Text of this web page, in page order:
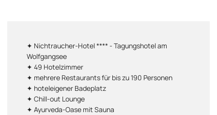
✦ Nichtraucher-Hotel **** - Tagungshotel am
Wolfgangsee
✦ 49 Hotelzimmer
✦ mehrere Restaurants für bis zu 190 Personen
✦ hoteleigener Badeplatz
✦ Chill-out Lounge
✦ Ayurveda-Oase mit Sauna